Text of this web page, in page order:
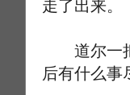
走了出来。
道尔一把
后有什么事